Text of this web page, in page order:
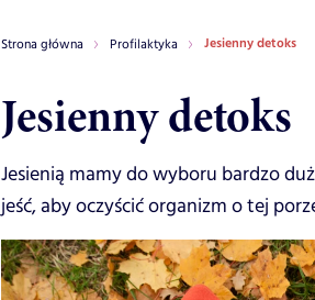
Strona główna Profilaktyka Jesienny detoks
Jesienny detoks
Jesienią mamy do wyboru bardzo
jeść, aby oczyścić organizm o tej